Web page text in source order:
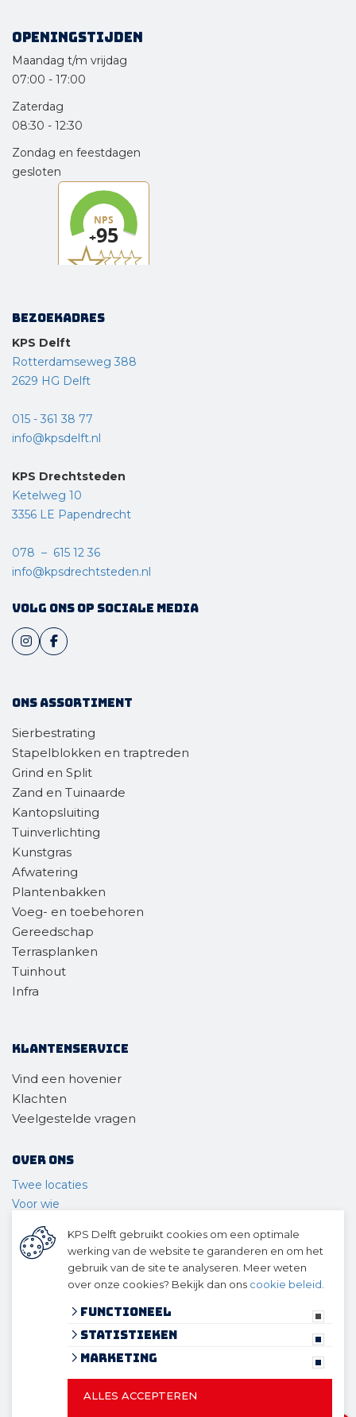
Openingstijden
Maandag t/m vrijdag
07:00 - 17:00
Zaterdag
08:30 - 12:30
Zondag en feestdagen
gesloten
Bezoekadres
KPS Delft
Rotterdamseweg 388
2629 HG Delft
015 - 361 38 77
info@kpsdelft.nl
KPS Drechtsteden
Ketelweg 10
3356 LE Papendrecht
078 – 615 12 36
info@kpsdrechtsteden.nl
Volg ons op sociale media
Ons assortiment
Sierbestrating
Stapelblokken en traptreden
Grind en Split
Zand en Tuinaarde
Kantopsluiting
Tuinverlichting
Kunstgras
Afwatering
Plantenbakken
Voeg- en toebehoren
Gereedschap
Terrasplanken
Tuinhout
Infra
Klantenservice
Vind een hovenier
Klachten
Veelgestelde vragen
Over ons
Twee locaties
Voor wie
Ons team
Geschiedenis
© 2026 KPS Delft
algemene voorwaarden
KPS Delft gebruikt cookies om een optimale
werking van de website te garanderen en om het
gebruik van de site te analyseren. Meer weten
over onze cookies? Bekijk dan ons cookie beleid
Functioneel
Statistieken
Marketing
ALLES ACCEPTEREN